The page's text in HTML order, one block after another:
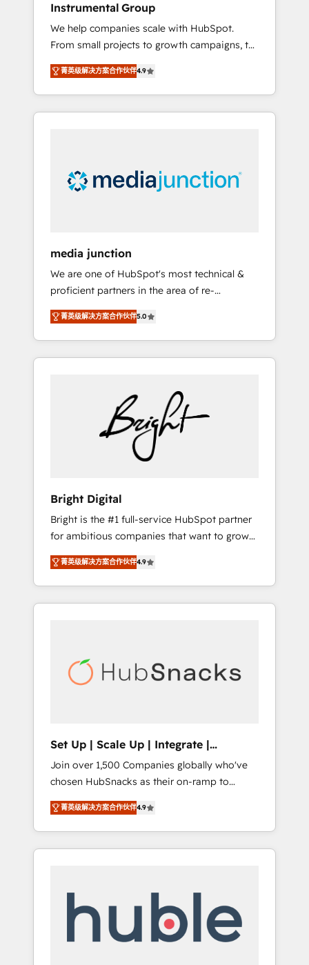
Harnessing the full potential of the powerful
HubSpot CRM. ✔️A team of HubSpot experts
backed by over 10+ years of HubSpot
experience ✔️Flexible pricing models —
Hourly-fee (assigned one Dedicated
HubSpot Admin); Monthly-fee (HubSpot
Admin + Project Manager); and Fixed Project
bundle services. Connect with us today!
Instrumental Group
We help companies scale with HubSpot.
From small projects to growth campaigns, to
CRM and websites. Hire an agency that's
experienced in every inch of HubSpot and
willing to work hand-in-hand with your team
to simplify the complex and build a better
菁英级解决方案合作伙伴4.9
media junction
We are one of HubSpot's most technical &
proficient partners in the area of re-
platforming, website design & development.
We specialize in multi-hub implementations
for mid-market & enterprise companies. We
are woman-owned, powered by coffee, and
Impact Award 🏆2022 Technical Expertise
Impact Award 🏆2022 Platform Migration
Excellence Impact Award 🏆2020 Elite
Solutions Partner 🏆2019 Integrations
Website Design HubSpot Impact Award 🏆
2017 Website Design HubSpot Impact Award
🏆2016 Growth-Driven Design Agency of the
Year 🏆2016 Sales Enablement HubSpot
Impact Award 🏆2015 Growth-Driven Design
Agency of the Year 🏆2015 Became the 5th
Agency to reach Diamond 🏆2014 HubSpot
Became a HubSpot Partner 📆Founded in
菁英级解决方案合作伙伴5.0
Bright Digital
Bright is the #1 full-service HubSpot partner
for ambitious companies that want to grow
smarter. From HubSpot onboarding, to
training, from developing a new website to
lead generation and digital marketing; we do
it all (and with great results)! In short, our
modules, integrations - Marketing & sales
solutions: digital marketing, advertising,
people, exciting ideas and can-do mentality,
we ensure revenue growth on a daily basis.
So tell us your challenge; our passionate and
growth driven team of 100+ experts is ready
for you! Driving digital growth |
www.brightdigital.com
菁英级解决方案合作伙伴4.9
Set Up | Scale Up | Integrate |
HubSnacks FlexPlan
Join over 1,500 Companies globally who've
chosen HubSnacks as their on-ramp to
HubSpot since 2014 Simple pay-as-you-go
plans that accelerate value... 1️⃣ Set Up |
Onboarding New or Check-fixing existing
HubSpot portals 2️⃣ Scale Up | 100% HubSpot
API Integration project... ⬅️ Click "Contact
Business" ⬅️ to access 150+ Kickstart
菁英级解决方案合作伙伴4.9